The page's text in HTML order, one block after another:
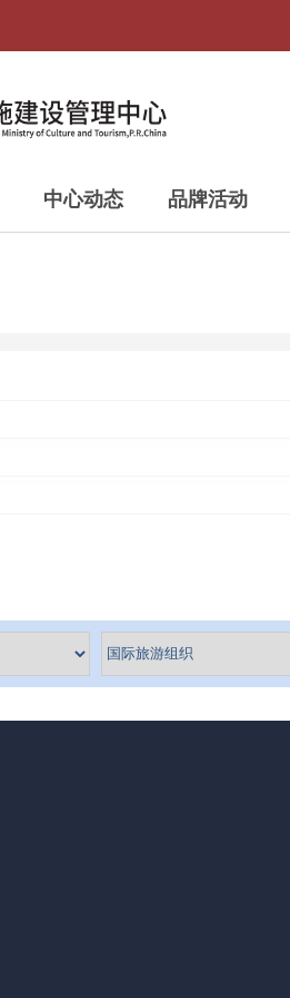
品牌活动
中心动态